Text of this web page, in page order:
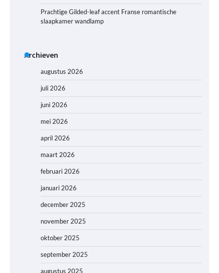
Prachtige Gilded-leaf accent Franse romantische
slaapkamer wandlamp
Archieven
augustus 2026
juli 2026
juni 2026
mei 2026
april 2026
maart 2026
februari 2026
januari 2026
december 2025
november 2025
oktober 2025
september 2025
augustus 2025